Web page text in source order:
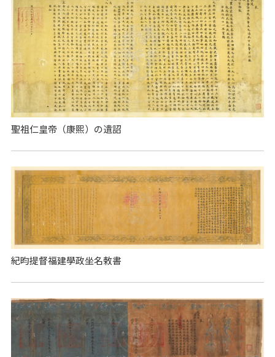
聖祖仁皇帝（康熙）の遺詔
紀昀提督福建學政坐名敕書